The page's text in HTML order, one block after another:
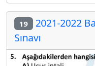
19 2021-2022
Sınavı